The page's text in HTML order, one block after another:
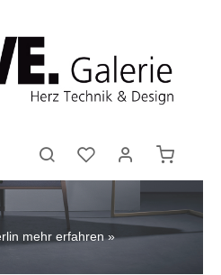
mehr erfahren »